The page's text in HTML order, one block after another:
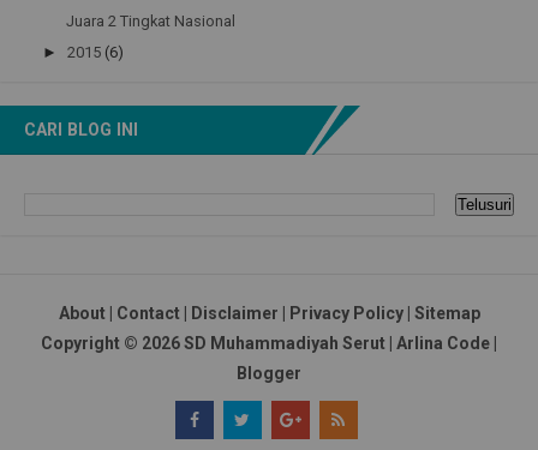
Juara 2 Tingkat Nasional
► 2015 (6)
CARI BLOG INI
About Contact Disclaimer Privacy Policy| Sitemap
Copyright © 2026SD Muhammadiyah Serut Arlina Code
Blogger